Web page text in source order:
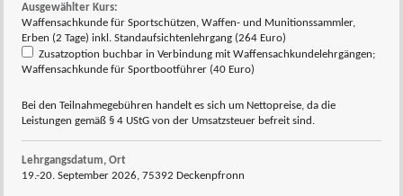
Ausgewählter Kurs:
Waffensachkunde für Sportschützen, Waffen- und Munitionssammler,
Erben (2 Tage) inkl. Standaufsichtenlehrgang (264 Euro)
Zusatzoption buchbar in Verbindung mit Waffensachkundelehrgängen;
Waffensachkunde für Sportbootführer (40 Euro)
Bei den Teilnahmegebühren handelt es sich um Nettopreise, da die
Leistungen gemäß § 4 UStG von der Umsatzsteuer befreit sind.
Lehrgangsdatum, Ort
19.-20. September 2026, 75392 Deckenpfronn